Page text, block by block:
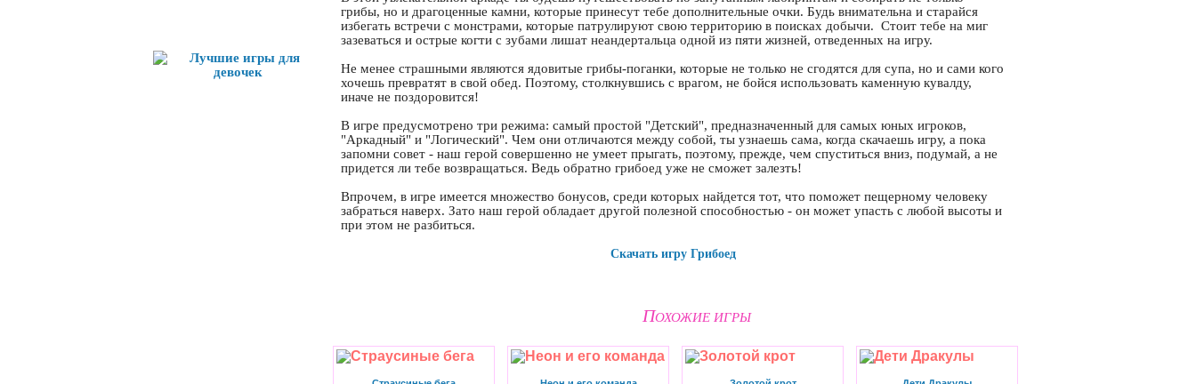
грибы, но и драгоценные камни, которые принесут тебе дополнительные очки. Будь внимательна и старайся
избегать встречи с монстрами, которые патрулируют свою территорию в поисках добычи. Стоит тебе на миг
зазеваться и острые когти с зубами лишат неандертальца одной из пяти жизней, отведенных на игру.
Не менее страшными являются ядовитые грибы-поганки, которые не только не сгодятся для супа, но и сами кого
хочешь превратят в свой обед. Поэтому, столкнувшись с врагом, не бойся использовать каменную кувалду,
иначе не поздоровится!
В игре предусмотрено три режима: самый простой "Детский", предназначенный для самых юных игроков,
"Аркадный" и "Логический". Чем они отличаются между собой, ты узнаешь сама, когда скачаешь игру, а пока
запомни совет - наш герой совершенно не умеет прыгать, поэтому, прежде, чем спуститься вниз, подумай, а не
придется ли тебе возвращаться. Ведь обратно грибоед уже не сможет залезть!
Впрочем, в игре имеется множество бонусов, среди которых найдется тот, что поможет пещерному человеку
забраться наверх. Зато наш герой обладает другой полезной способностью - он может упасть с любой высоты и
при этом не разбиться.
Скачать игру Грибоед
ПОХОЖИЕ ИГРЫ